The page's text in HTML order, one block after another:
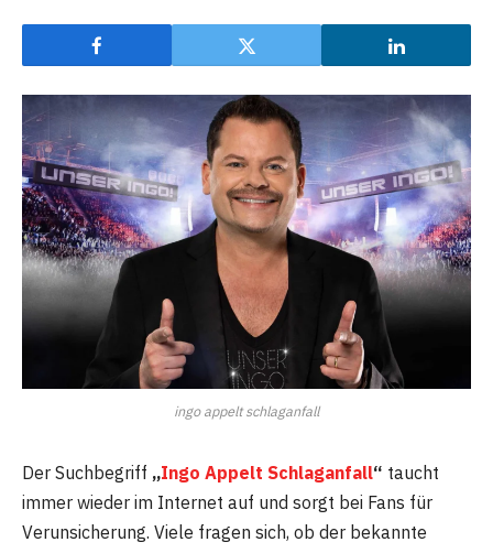
ingo appelt schlaganfall
Der Suchbegriff „Ingo Appelt Schlaganfall“ taucht
immer wieder im Internet auf und sorgt bei Fans für
Verunsicherung. Viele fragen sich, ob der bekannte